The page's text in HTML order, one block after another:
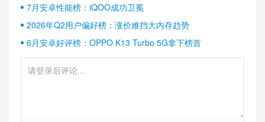
7月安卓性能榜：iQOO成功卫冕
2026年Q2用户偏好榜：涨价难挡大内存趋势
6月安卓好评榜：OPPO K13 Turbo 5G拿下榜首